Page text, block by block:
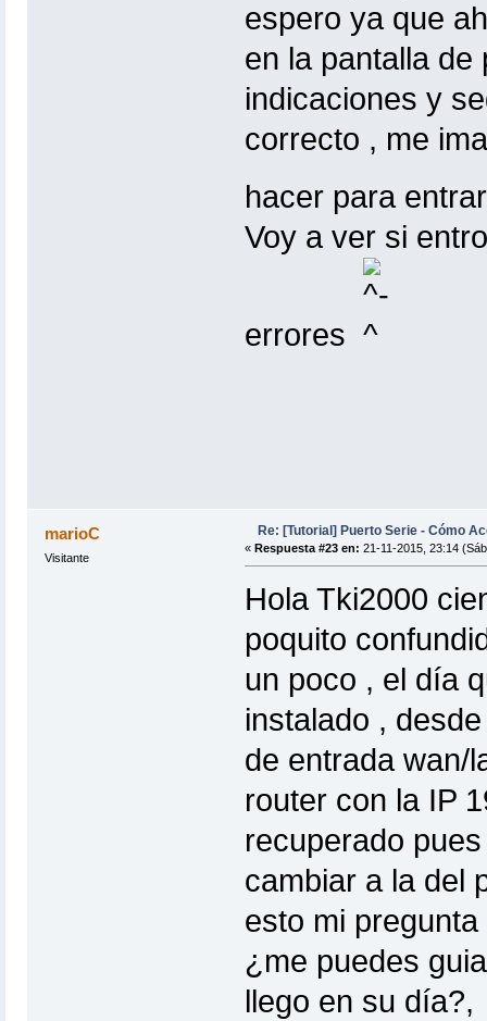
espero ya que
en la pantalla de
indicaciones y
correcto , me
hacer para
Voy a ver si
errores
marioC
Visitante
Re: [Tutorial] Puerto Serie - Cómo
« Respuesta #23 en: 21-11-2015, 23:14
Hola Tki2000
poquito
un poco , el día
instalado ,
de entrada wan/
router con la IP
recuperado
cambiar a la del
esto mi pregunta
¿me puedes
llego en su